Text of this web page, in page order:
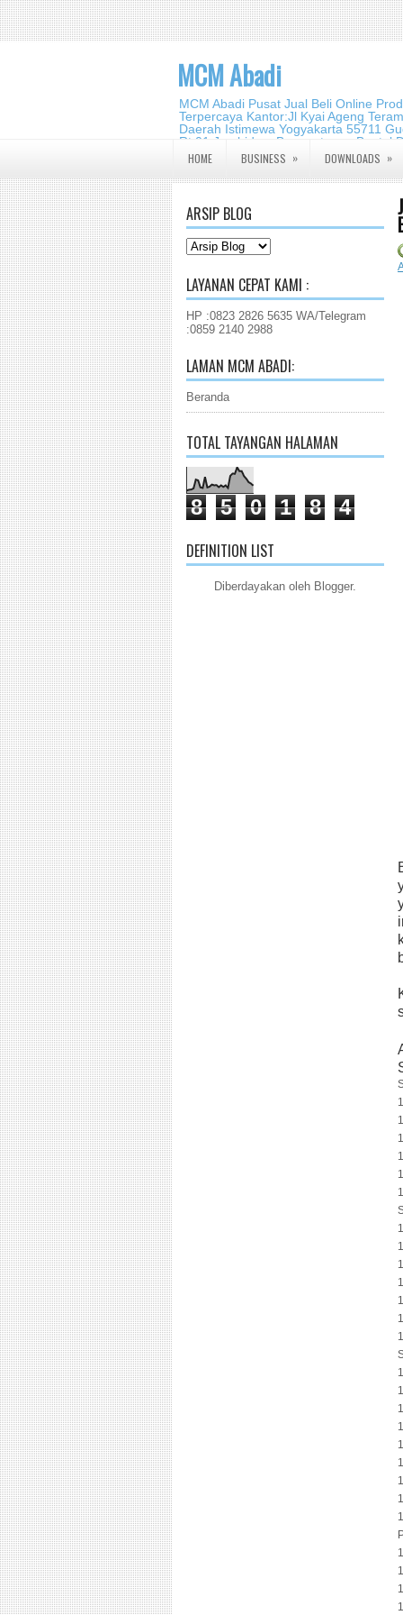
MCM Abadi
MCM Abadi Pusat Jual Beli Online
Terpercaya Kantor:Jl Kyai Ageng
Daerah Istimewa Yogyakarta 55711
Rt.01,Jambidan,
2140 2988
HOME BUSINESS » DOWNLOADS »
ARSIP BLOG
LAYANAN CEPAT KAMI :
HP :0823 2826 5635 WA/Telegram
:0859 2140 2988
LAMAN MCM ABADI:
Beranda
TOTAL TAYANGAN HALAMAN
8 5 0 1 8 4
DEFINITION LIST
Diberdayakan oleh Blogger.